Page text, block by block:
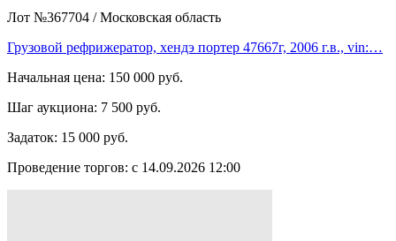
Лот №367704 / Московская область
Грузовой рефрижератор, хендэ портер 47667г, 2006 г.в., vin:…
Начальная цена: 150 000 руб.
Шаг аукциона: 7 500 руб.
Задаток: 15 000 руб.
Проведение торгов: с 14.09.2026 12:00